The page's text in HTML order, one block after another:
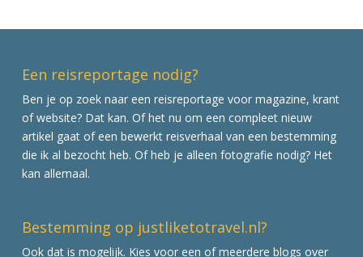
Een reisreportage nodig?
Ben je op zoek naar een reisreportage voor magazine, krant
of website? Dat kan. Of het nu om een compleet nieuw
artikel gaat of een bewerkt reisverhaal van een bestemming
die ik al bezocht heb. Of heb je alleen fotografie nodig? Het
kan allemaal.
Bestemming op justliketotravel.nl?
Ook dat is mogelijk. Kies voor een of meerdere blogs over